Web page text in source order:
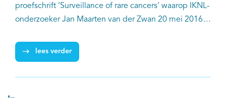
proefschrift ‘Surveillance of rare cancers’ waarop IKNL-
onderzoeker Jan Maarten van der Zwan 20 mei 2016
gedefinieerde vormen van kanker trof hij 223 (86%)
zeldzame vormen aan in Nederland. In Europa gaat
lees verder